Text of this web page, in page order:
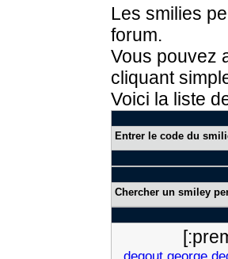
Les smilies
forum.
Vous pouvez
cliquant
Voici la liste
Entrer le code du
Chercher un smiley
degout george